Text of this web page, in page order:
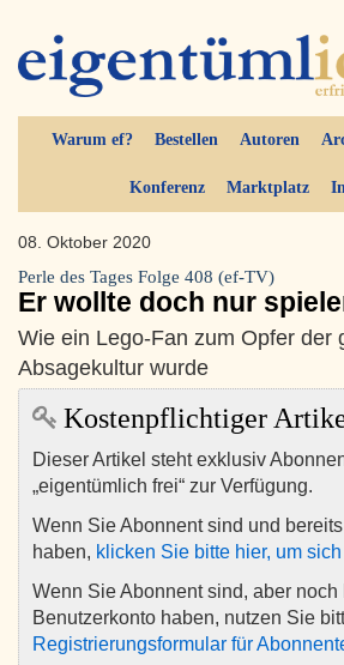
Warum ef? Bestellen Autoren
Konferenz Marktplatz
08. Oktober 2020
Perle des Tages Folge 408 (ef-TV)
Er wollte doch nur
Wie ein Lego-Fan zum Opfer der
Absagekultur wurde
Kostenpflichtiger
Dieser Artikel steht exklusiv
„eigentümlich frei“ zur Verfügung.
Wenn Sie Abonnent sind und
haben, klicken Sie bitte hier, um
Wenn Sie Abonnent sind, aber noch
Benutzerkonto haben, nutzen Sie
Registrierungsformular für